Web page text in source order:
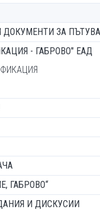
ЗА
- ГАБРОВО" ЕАД
ГАБРОВО“
И ДИСКУСИИ